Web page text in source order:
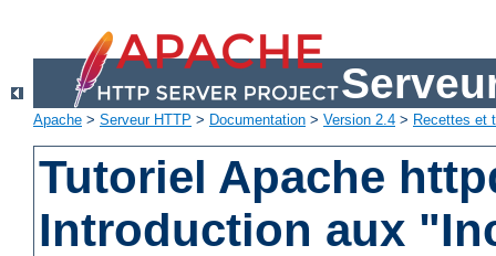
Apache > Serveur HTTP > Documentation > Version 2.4 > Recettes et
Tutoriel Apache
Introduction aux